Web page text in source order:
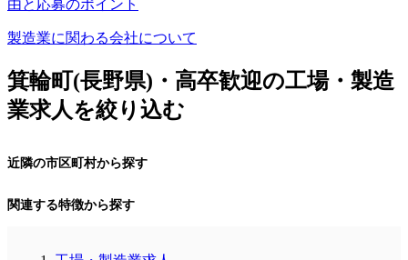
由と応募のポイント
製造業に関わる会社について
箕輪町(長野県)・高卒歓迎の工場・製造
業求人を絞り込む
近隣の市区町村から探す
関連する特徴から探す